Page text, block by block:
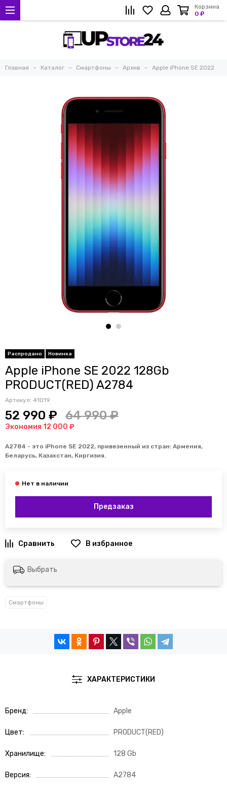
Корзина
0 ₽
Главная Каталог Смартфоны Архив Apple iPhone SE 2022
Распродано Новинка
Apple iPhone SE 2022 128Gb
PRODUCT(RED) A2784
Артикул: 41019
52 990 ₽ 64 990 ₽
Экономия 12 000 ₽
A2784 - это iPhone SE 2022, привезенный из стран: Армения,
Беларусь, Казахстан, Киргизия.
Предзаказ
Выбрать
Смартфоны
ХАРАКТЕРИСТИКИ
Бренд Apple
Цвет PRODUCT(RED)
Хранилище 128 Gb
Версия A2784